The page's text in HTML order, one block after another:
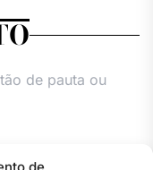
de pauta ou